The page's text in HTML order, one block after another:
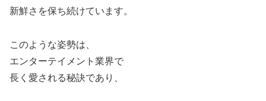
新鮮さを保ち続けています。
このような姿勢は、
エンターテイメント業界で
長く愛される秘訣であり、